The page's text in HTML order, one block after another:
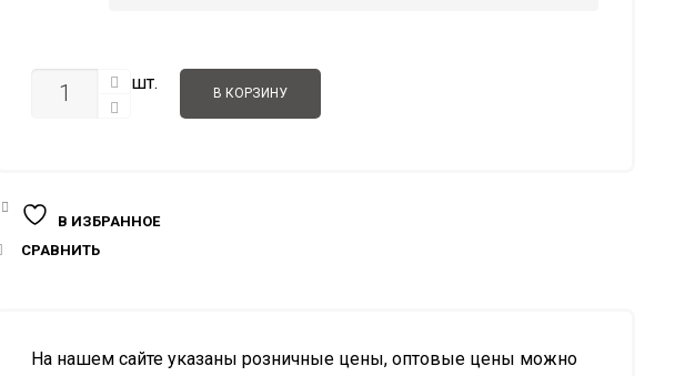
КОЛИЧЕСТВО шт. В КОРЗИНУ
В ИЗБРАННОЕ
СРАВНИТЬ
На нашем сайте указаны розничные цены, оптовые цены можно